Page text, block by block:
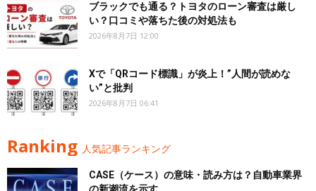
ブラックでも通る？トヨタのローン審査は厳し
い？口コミや落ちた後の対処法も
2026年8月7日 12:00
Xで「QRコード標識」が炎上！”人間が読めな
い”と批判
2026年8月7日 06:41
Ranking 人気記事ランキング
CASE（ケース）の意味・読み方は？自動車業界